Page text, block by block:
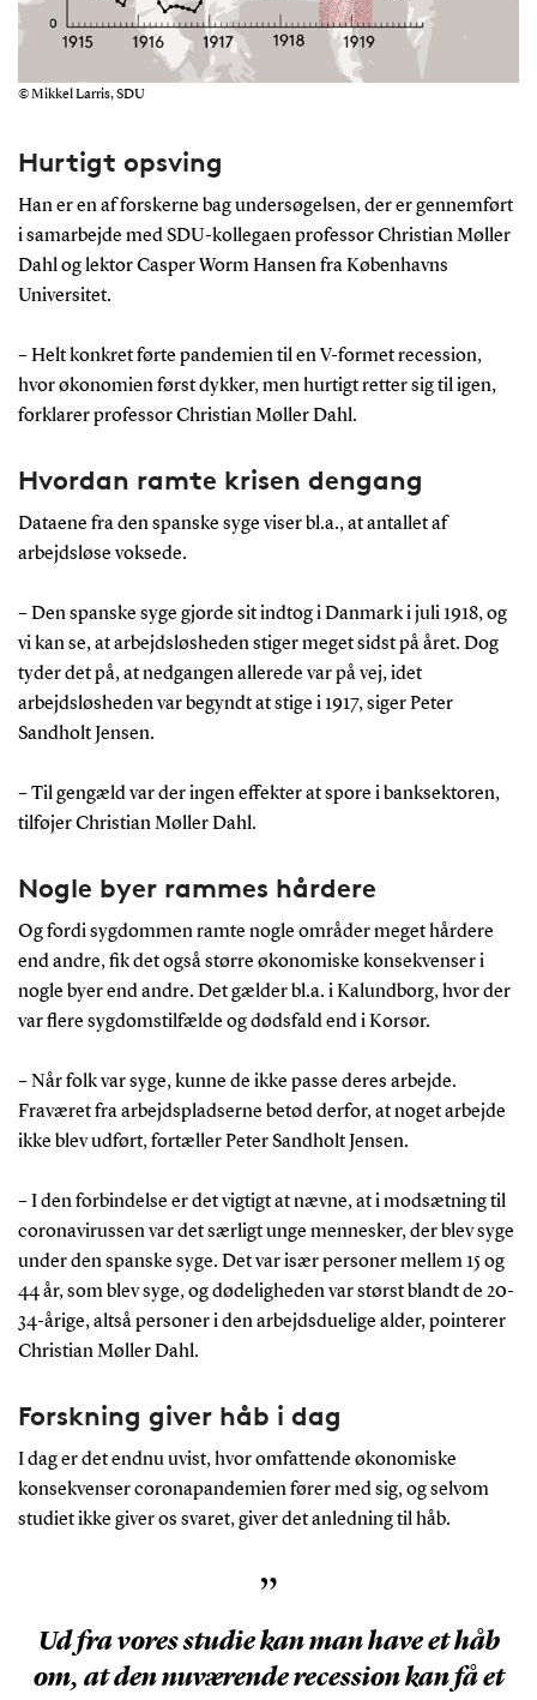
© Mikkel Larris, SDU
Hurtigt opsving
Han er en af forskerne bag undersøgelsen, der er gennemført
i samarbejde med SDU-kollegaen professor Christian Møller
Dahl og lektor Casper Worm Hansen fra Københavns
Universitet.
– Helt konkret førte pandemien til en V-formet recession,
hvor økonomien først dykker, men hurtigt retter sig til igen,
forklarer professor Christian Møller Dahl.
Hvordan ramte krisen dengang
Dataene fra den spanske syge viser bl.a., at antallet af
arbejdsløse voksede.
– Den spanske syge gjorde sit indtog i Danmark i juli 1918, og
vi kan se, at arbejdsløsheden stiger meget sidst på året. Dog
tyder det på, at nedgangen allerede var på vej, idet
arbejdsløsheden var begyndt at stige i 1917, siger Peter
Sandholt Jensen.
– Til gengæld var der ingen effekter at spore i banksektoren,
tilføjer Christian Møller Dahl.
Nogle byer rammes hårdere
Og fordi sygdommen ramte nogle områder meget hårdere
end andre, fik det også større økonomiske konsekvenser i
nogle byer end andre. Det gælder bl.a. i Kalundborg, hvor der
var flere sygdomstilfælde og dødsfald end i Korsør.
– Når folk var syge, kunne de ikke passe deres arbejde.
Fraværet fra arbejdspladserne betød derfor, at noget arbejde
ikke blev udført, fortæller Peter Sandholt Jensen.
– I den forbindelse er det vigtigt at nævne, at i modsætning til
coronavirussen var det særligt unge mennesker, der blev syge
under den spanske syge. Det var især personer mellem 15 og
44 år, som blev syge, og dødeligheden var størst blandt de 20-
34-årige, altså personer i den arbejdsduelige alder, pointerer
Christian Møller Dahl.
Forskning giver håb i dag
I dag er det endnu uvist, hvor omfattende økonomiske
konsekvenser coronapandemien fører med sig, og selvom
studiet ikke giver os svaret, giver det anledning til håb.
”
Ud fra vores studie kan man have et håb
om, at den nuværende recession kan få et